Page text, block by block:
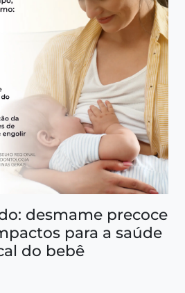
desmame precoce
para a saúde
do bebê